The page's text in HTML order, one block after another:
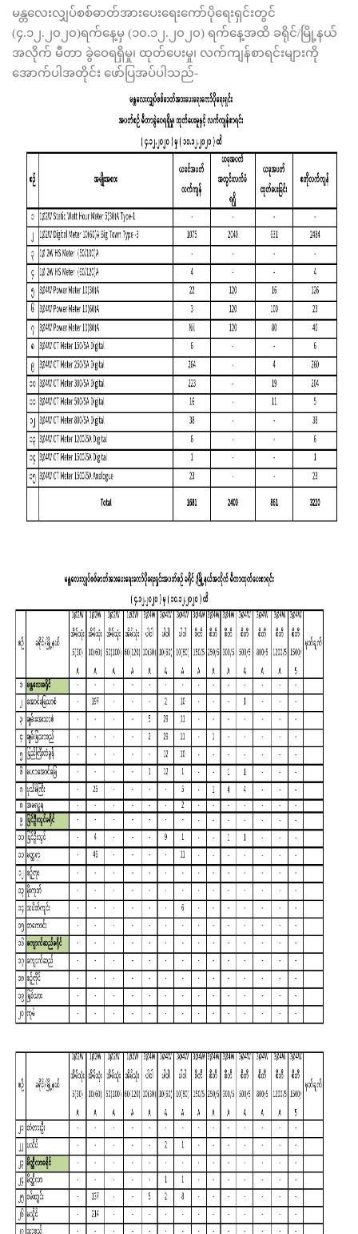
မန္တလေးလျှပ်စစ်ဓာတ်အားပေးရေးကော်ပိုရေးရှင်းတွင်
(၄.၁၂.၂၀၂၀)ရက်နေ့မှ (၁၀.၁၂.၂၀၂၀) ရက်နေ့အထိ ခရိုင်/မြို့နယ်
အလိုက် မီတာ ခွဲဝေရရှိမှု၊ ထုတ်ပေးမှု၊ လက်ကျန်စာရင်းများကို
အောက်ပါအတိုင်း ဖော်ပြအပ်ပါသည်-